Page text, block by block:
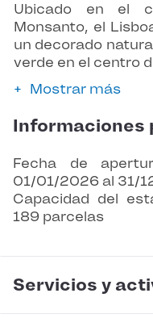
Ubicado en el
Monsanto, el
un decorado
verde en el centro
Mostrar más
Informaciones
Fecha de
01/01/2026 al 31/
Capacidad del
189 parcelas
Servicios y